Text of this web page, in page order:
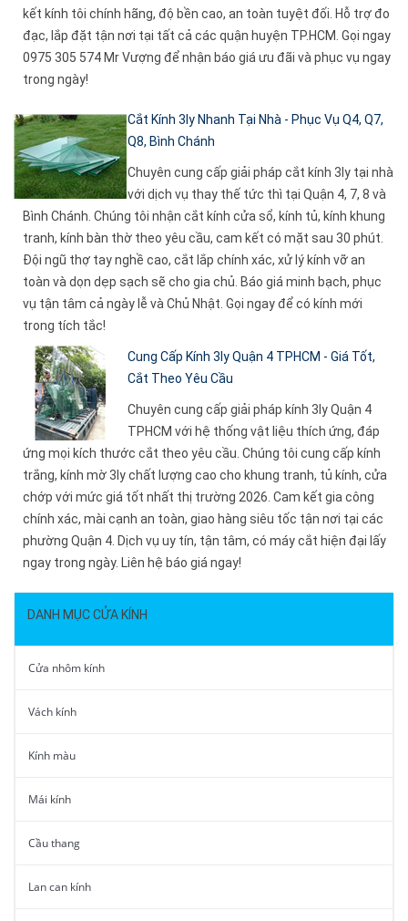
kết kính tôi chính hãng, độ bền cao, an toàn tuyệt đối. Hỗ trợ đo
đạc, lắp đặt tận nơi tại tất cả các quận huyện TP.HCM. Gọi ngay
0975 305 574 Mr Vượng để nhận báo giá ưu đãi và phục vụ ngay
trong ngày!
Cắt Kính 3ly Nhanh Tại Nhà - Phục Vụ Q4, Q7,
Q8, Bình Chánh
Chuyên cung cấp giải pháp cắt kính 3ly tại nhà
với dịch vụ thay thế tức thì tại Quận 4, 7, 8 và
Bình Chánh. Chúng tôi nhận cắt kính cửa sổ, kính tủ, kính khung
tranh, kính bàn thờ theo yêu cầu, cam kết có mặt sau 30 phút.
Đội ngũ thợ tay nghề cao, cắt lắp chính xác, xử lý kính vỡ an
toàn và dọn dẹp sạch sẽ cho gia chủ. Báo giá minh bạch, phục
vụ tận tâm cả ngày lễ và Chủ Nhật. Gọi ngay để có kính mới
trong tích tắc!
Cung Cấp Kính 3ly Quận 4 TPHCM - Giá Tốt,
Cắt Theo Yêu Cầu
Chuyên cung cấp giải pháp kính 3ly Quận 4
TPHCM với hệ thống vật liệu thích ứng, đáp
ứng mọi kích thước cắt theo yêu cầu. Chúng tôi cung cấp kính
trắng, kính mờ 3ly chất lượng cao cho khung tranh, tủ kính, cửa
chớp với mức giá tốt nhất thị trường 2026. Cam kết gia công
chính xác, mài cạnh an toàn, giao hàng siêu tốc tận nơi tại các
phường Quận 4. Dịch vụ uy tín, tận tâm, có máy cắt hiện đại lấy
ngay trong ngày. Liên hệ báo giá ngay!
DANH MỤC CỬA KÍNH
Cửa nhôm kính
Vách kính
Kính màu
Mái kính
Cầu thang
Lan can kính